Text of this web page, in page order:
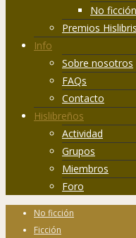
No ficción
Premios
Info
Sobre nosotros
FAQs
Contacto
Hislibreños
Actividad
Grupos
Miembros
Foro
No ficción
Ficción